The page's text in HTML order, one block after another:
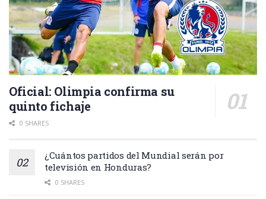
Oficial: Olimpia confirma su
quinto fichaje
0 SHARES
¿Cuántos partidos del Mundial serán por
televisión en Honduras?
0 SHARES